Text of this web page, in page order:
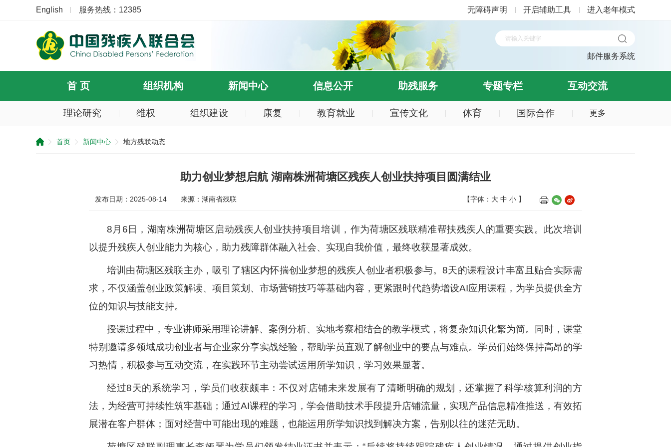
English 服务热线：12385 无障碍声明 开启辅助工具 进入老年模式
邮件服务系统
首 页 组织机构 新闻中心 信息公开 助残服务 专题专栏 互动交流
理论研究 维权 组织建设 康复 教育就业 宣传文化 体育 国际合作 更多
首页 新闻中心 地方残联动态
助力创业梦想启航 湖南株洲荷塘区残疾人创业扶持项目圆满结业
发布日期：2025-08-14 来源：湖南省残联 【字体： 大 中 小 】
8月6日，湖南株洲荷塘区启动残疾人创业扶持项目培训，作为荷塘区残联精准帮扶残疾人的重要实践。此次培训
以提升残疾人创业能力为核心，助力残障群体融入社会、实现自我价值，最终收获显著成效。
培训由荷塘区残联主办，吸引了辖区内怀揣创业梦想的残疾人创业者积极参与。8天的课程设计丰富且贴合实际需
求，不仅涵盖创业政策解读、项目策划、市场营销技巧等基础内容，更紧跟时代趋势增设AI应用课程，为学员提供全方
位的知识与技能支持。
授课过程中，专业讲师采用理论讲解、案例分析、实地考察相结合的教学模式，将复杂知识化繁为简。同时，课堂
特别邀请多领域成功创业者与企业家分享实战经验，帮助学员直观了解创业中的要点与难点。学员们始终保持高昂的学
习热情，积极参与互动交流，在实践环节主动尝试运用所学知识，学习效果显著。
经过8天的系统学习，学员们收获颇丰：不仅对店铺未来发展有了清晰明确的规划，还掌握了科学核算利润的方
法，为经营可持续性筑牢基础；通过AI课程的学习，学会借助技术手段提升店铺流量，实现产品信息精准推送，有效拓
展潜在客户群体；面对经营中可能出现的难题，也能运用所学知识找到解决方案，告别以往的迷茫无助。